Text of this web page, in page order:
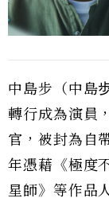
中島步（中
轉行成為演員
官，被封為自
年憑藉《極度
星師》等作品